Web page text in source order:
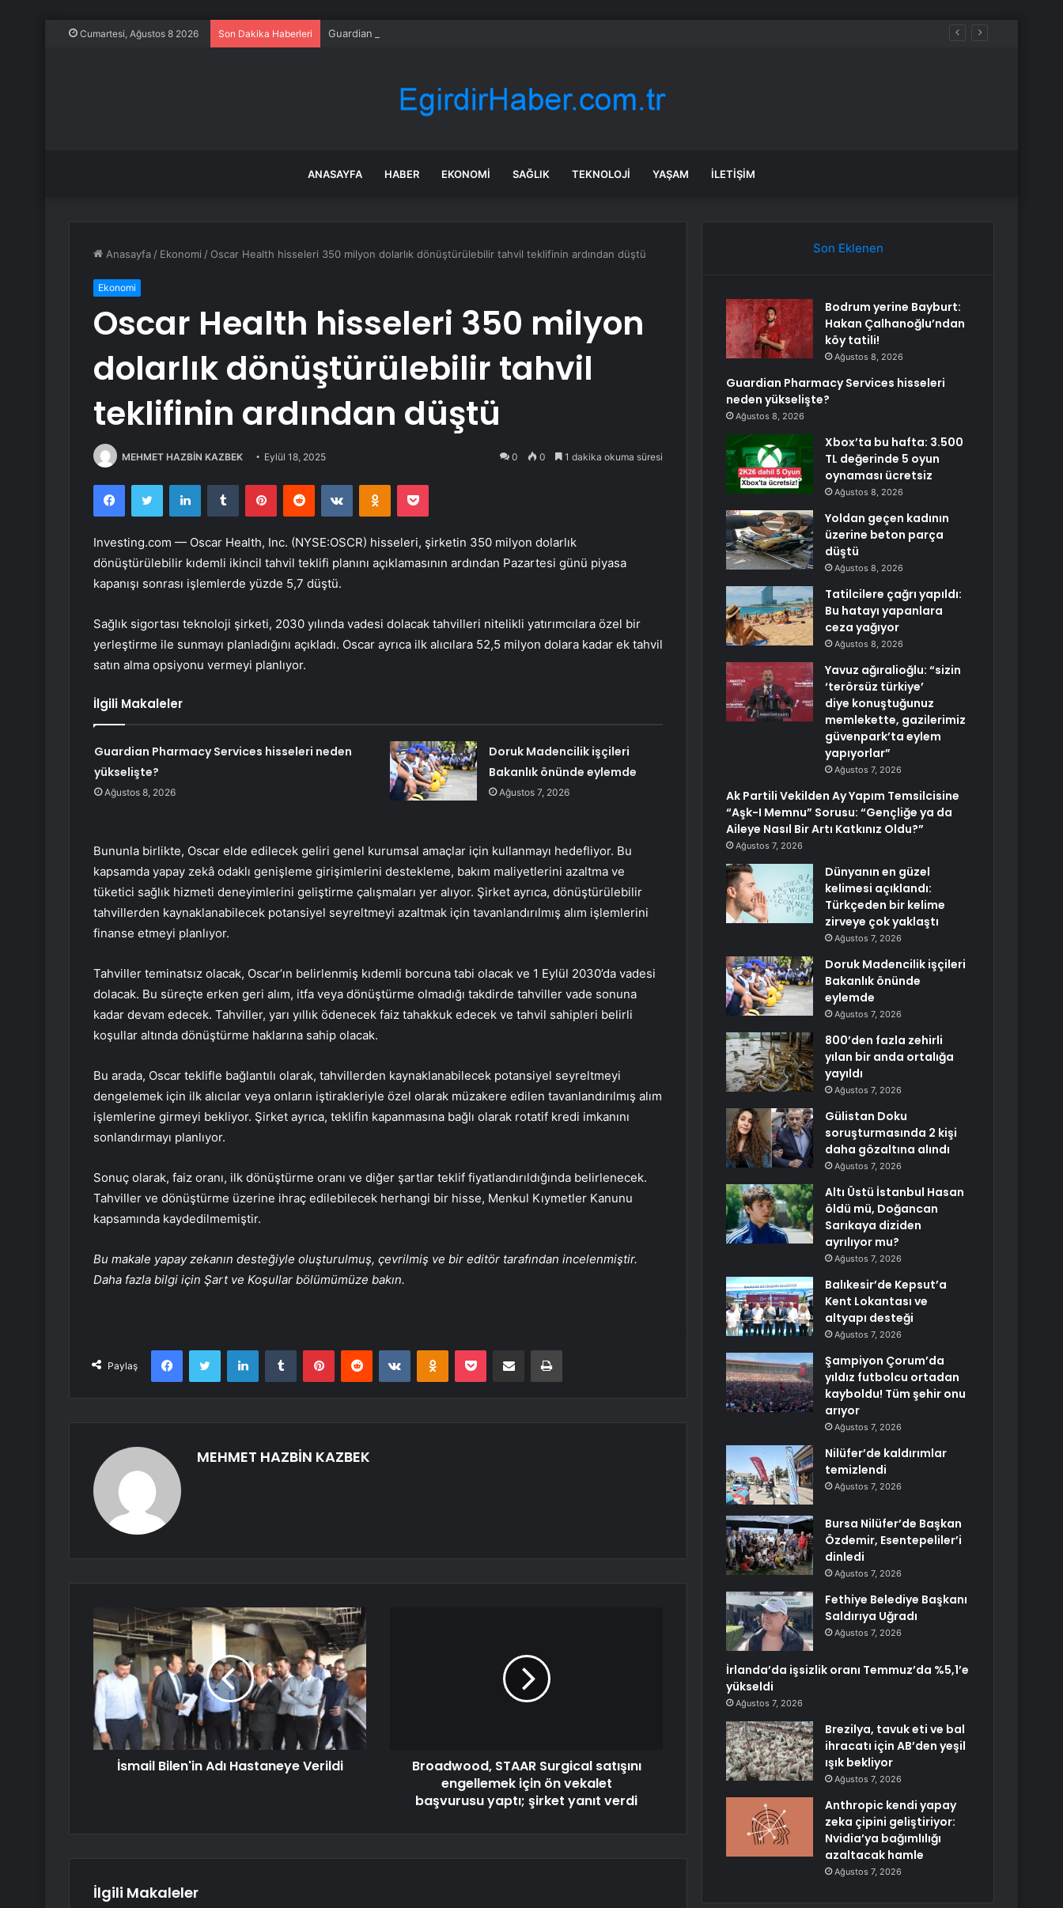
Cumartesi, Ağustos 8 2026 Son Dakika Haberleri Guardian Pharmacy Services hisseleri neden yükselişte?
ANASAYFA HABER EKONOMI SAĞLIK TEKNOLOJI YAŞAM İLETIŞIM
Anasayfa / Ekonomi / Oscar Health hisseleri 350 milyon dolarlık dönüştürülebilir tahvil teklifinin ardından düştü
Ekonomi
Oscar Health hisseleri 350 milyon
dolarlık dönüştürülebilir tahvil
teklifinin ardından düştü
MEHMET HAZBİN KAZBEK Eylül 18, 2025 0 0 1 dakika okuma süresi
FacebookTwitter LinkedInTumblr PinterestReddit VKontakteOdnoklassniki
Pocket
Investing.com — Oscar Health, Inc. (NYSE:OSCR) hisseleri, şirketin 350 milyon dolarlık
dönüştürülebilir kıdemli ikincil tahvil teklifi planını açıklamasının ardından Pazartesi günü piyasa
kapanışı sonrası işlemlerde yüzde 5,7 düştü.
Sağlık sigortası teknoloji şirketi, 2030 yılında vadesi dolacak tahvilleri nitelikli yatırımcılara özel bir
yerleştirme ile sunmayı planladığını açıkladı. Oscar ayrıca ilk alıcılara 52,5 milyon dolara kadar ek tahvil
satın alma opsiyonu vermeyi planlıyor.
İlgili Makaleler
Guardian Pharmacy Services hisseleri neden
yükselişte?
Ağustos 8, 2026
Doruk Madencilik işçileri
Bakanlık önünde eylemde
Ağustos 7, 2026
Bununla birlikte, Oscar elde edilecek geliri genel kurumsal amaçlar için kullanmayı hedefliyor. Bu
kapsamda yapay zekâ odaklı genişleme girişimlerini destekleme, bakım maliyetlerini azaltma ve
tüketici sağlık hizmeti deneyimlerini geliştirme çalışmaları yer alıyor. Şirket ayrıca, dönüştürülebilir
tahvillerden kaynaklanabilecek potansiyel seyreltmeyi azaltmak için tavanlandırılmış alım işlemlerini
finanse etmeyi planlıyor.
Tahviller teminatsız olacak, Oscar’ın belirlenmiş kıdemli borcuna tabi olacak ve 1 Eylül 2030’da vadesi
dolacak. Bu süreçte erken geri alım, itfa veya dönüştürme olmadığı takdirde tahviller vade sonuna
kadar devam edecek. Tahviller, yarı yıllık ödenecek faiz tahakkuk edecek ve tahvil sahipleri belirli
koşullar altında dönüştürme haklarına sahip olacak.
Bu arada, Oscar teklifle bağlantılı olarak, tahvillerden kaynaklanabilecek potansiyel seyreltmeyi
dengelemek için ilk alıcılar veya onların iştirakleriyle özel olarak müzakere edilen tavanlandırılmış alım
işlemlerine girmeyi bekliyor. Şirket ayrıca, teklifin kapanmasına bağlı olarak rotatif kredi imkanını
sonlandırmayı planlıyor.
Sonuç olarak, faiz oranı, ilk dönüştürme oranı ve diğer şartlar teklif fiyatlandırıldığında belirlenecek.
Tahviller ve dönüştürme üzerine ihraç edilebilecek herhangi bir hisse, Menkul Kıymetler Kanunu
kapsamında kaydedilmemiştir.
Bu makale yapay zekanın desteğiyle oluşturulmuş, çevrilmiş ve bir editör tarafından incelenmiştir.
Daha fazla bilgi için Şart ve Koşullar bölümümüze bakın.
Paylaş
FacebookTwitter LinkedInTumblr PinterestReddit VKontakteOdnoklassniki
Pocket E-Posta ile paylaş Yazdır
MEHMET HAZBİN KAZBEK
İsmail Bilen'in Adı Hastaneye Verildi
Broadwood, STAAR Surgical satışını
engellemek için ön vekalet
başvurusu yaptı; şirket yanıt verdi
İlgili Makaleler
Son Eklenen
Bodrum yerine Bayburt:
Hakan Çalhanoğlu’ndan
köy tatili!
Ağustos 8, 2026
Guardian Pharmacy Services hisseleri
neden yükselişte?
Ağustos 8, 2026
Xbox’ta bu hafta: 3.500
TL değerinde 5 oyun
oynaması ücretsiz
Ağustos 8, 2026
Yoldan geçen kadının
üzerine beton parça
düştü
Ağustos 8, 2026
Tatilcilere çağrı yapıldı:
Bu hatayı yapanlara
ceza yağıyor
Ağustos 8, 2026
Yavuz ağıralioğlu: “sizin
‘terörsüz türkiye’
diye konuştuğunuz
memlekette, gazilerimiz
güvenpark’ta eylem
yapıyorlar”
Ağustos 7, 2026
Ak Partili Vekilden Ay Yapım Temsilcisine
“Aşk-I Memnu” Sorusu: “Gençliğe ya da
Aileye Nasıl Bir Artı Katkınız Oldu?”
Ağustos 7, 2026
Dünyanın en güzel
kelimesi açıklandı:
Türkçeden bir kelime
zirveye çok yaklaştı
Ağustos 7, 2026
Doruk Madencilik işçileri
Bakanlık önünde
eylemde
Ağustos 7, 2026
800’den fazla zehirli
yılan bir anda ortalığa
yayıldı
Ağustos 7, 2026
Gülistan Doku
soruşturmasında 2 kişi
daha gözaltına alındı
Ağustos 7, 2026
Altı Üstü İstanbul Hasan
öldü mü, Doğancan
Sarıkaya diziden
ayrılıyor mu?
Ağustos 7, 2026
Balıkesir’de Kepsut’a
Kent Lokantası ve
altyapı desteği
Ağustos 7, 2026
Şampiyon Çorum’da
yıldız futbolcu ortadan
kayboldu! Tüm şehir onu
arıyor
Ağustos 7, 2026
Nilüfer’de kaldırımlar
temizlendi
Ağustos 7, 2026
Bursa Nilüfer’de Başkan
Özdemir, Esentepeliler’i
dinledi
Ağustos 7, 2026
Fethiye Belediye Başkanı
Saldırıya Uğradı
Ağustos 7, 2026
İrlanda’da işsizlik oranı Temmuz’da %5,1’e
yükseldi
Ağustos 7, 2026
Brezilya, tavuk eti ve bal
ihracatı için AB’den yeşil
ışık bekliyor
Ağustos 7, 2026
Anthropic kendi yapay
zeka çipini geliştiriyor:
Nvidia’ya bağımlılığı
azaltacak hamle
Ağustos 7, 2026